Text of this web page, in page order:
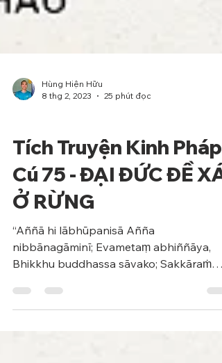
Phẩm Ngu
Tích Truyện Kinh Pháp
Cú 75 - ĐẠI ĐỨC ĐỀ XÁ
Ở RỪNG
​“Aññā hi lābhūpanisā Añña
Bhikkhu buddhassa sāvako; Sakkāraṁ
nābhinandeyya, Vivekam anubrūhayeti”....